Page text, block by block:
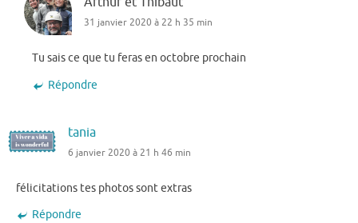
31 janvier 2020 à 22 h 35 min
Tu sais ce que tu feras en octobre prochain
Répondre
tania
6 janvier 2020 à 21 h 46 min
félicitations tes photos sont extras
Répondre